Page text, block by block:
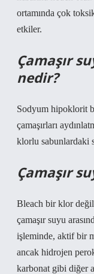
ortamında çok
etkiler.
Çamaşır
nedir?
Sodyum hipoklorit
çamaşırları
klorlu sabunlardaki
Çamaşır
Bleach bir klor
çamaşır suyu
işleminde, aktif bir
ancak hidrojen
karbonat gibi diğer